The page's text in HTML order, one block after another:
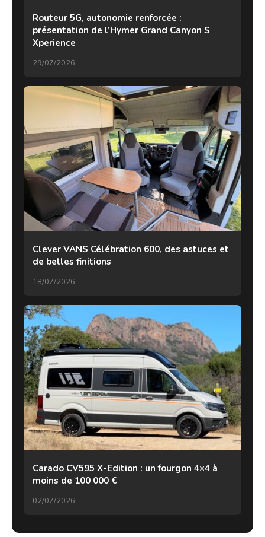
Routeur 5G, autonomie renforcée :
présentation de l’Hymer Grand Canyon S
Xperience
29/07/2026
Clever VANS Célébration 600, des astuces et
de belles finitions
18/07/2026
Carado CV595 X-Edition : un fourgon 4×4 à
moins de 100 000 €
02/07/2026